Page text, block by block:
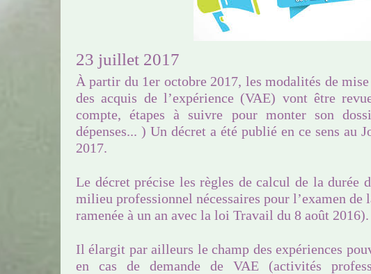
23 juillet 2017
À partir du 1er octobre 2017, les modalités de
des acquis de l’expérience (VAE) vont être
compte, étapes à suivre pour monter son
dépenses... ) Un décret a été publié en ce sens
2017.
Le décret précise les règles de calcul de la durée
milieu professionnel nécessaires pour l’examen de
ramenée à un an avec la loi Travail du 8 août 2016).
Il élargit par ailleurs le champ des expériences
en cas de demande de VAE (activités